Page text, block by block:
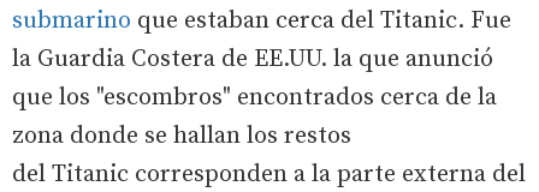
submarino que estaban cerca del Titanic. Fue
la Guardia Costera de EE.UU. la que anunció
que los "escombros" encontrados cerca de la
zona donde se hallan los restos
del Titanic corresponden a la parte externa del